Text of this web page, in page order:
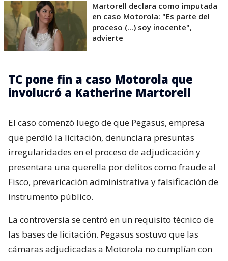
Martorell declara como imputada
en caso Motorola: "Es parte del
proceso (...) soy inocente",
advierte
TC pone fin a caso Motorola que
involucró a Katherine Martorell
El caso comenzó luego de que Pegasus, empresa
que perdió la licitación, denunciara presuntas
irregularidades en el proceso de adjudicación y
presentara una querella por delitos como fraude al
Fisco, prevaricación administrativa y falsificación de
instrumento público.
La controversia se centró en un requisito técnico de
las bases de licitación. Pegasus sostuvo que las
cámaras adjudicadas a Motorola no cumplían con